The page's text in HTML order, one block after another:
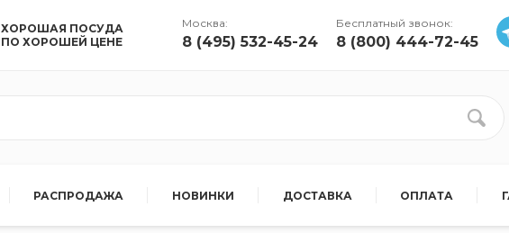
ХОРОШАЯ ПОСУДА
ПО ХОРОШЕЙ ЦЕНЕ
Москва:
8 (495) 532-45-24
Бесплатный звонок:
8 (800) 444-72-45
РАСПРОДАЖА НОВИНКИ ДОСТАВКА ОПЛАТА